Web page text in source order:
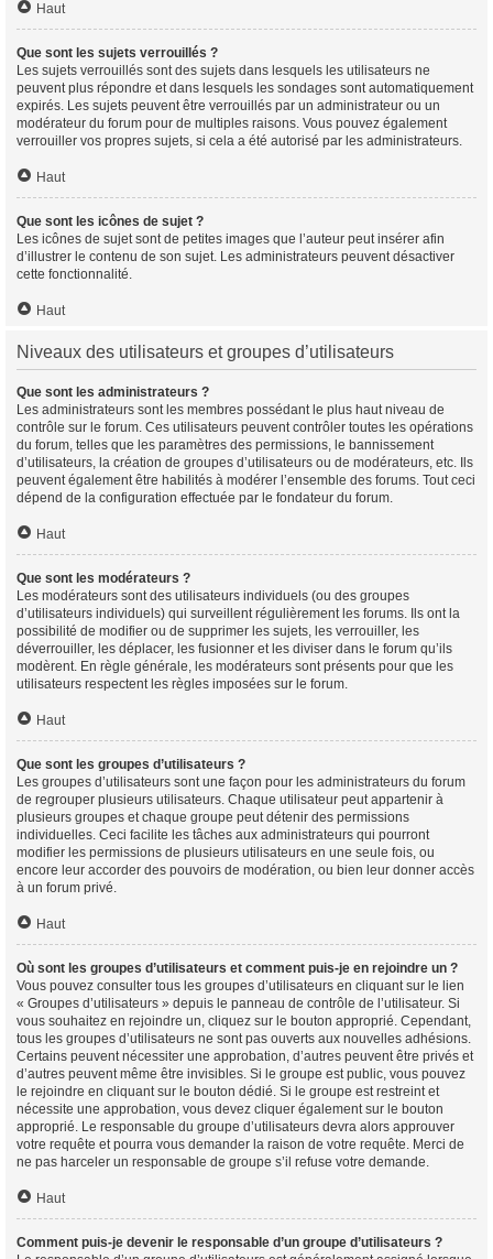
Haut
Que sont les sujets verrouillés ?
Les sujets verrouillés sont des sujets dans lesquels les utilisateurs ne
peuvent plus répondre et dans lesquels les sondages sont automatiquement
expirés. Les sujets peuvent être verrouillés par un administrateur ou un
modérateur du forum pour de multiples raisons. Vous pouvez également
verrouiller vos propres sujets, si cela a été autorisé par les administrateurs.
Haut
Que sont les icônes de sujet ?
Les icônes de sujet sont de petites images que l’auteur peut insérer afin
d’illustrer le contenu de son sujet. Les administrateurs peuvent désactiver
cette fonctionnalité.
Haut
Niveaux des utilisateurs et groupes d’utilisateurs
Que sont les administrateurs ?
Les administrateurs sont les membres possédant le plus haut niveau de
contrôle sur le forum. Ces utilisateurs peuvent contrôler toutes les opérations
du forum, telles que les paramètres des permissions, le bannissement
d’utilisateurs, la création de groupes d’utilisateurs ou de modérateurs, etc. Ils
peuvent également être habilités à modérer l’ensemble des forums. Tout ceci
dépend de la configuration effectuée par le fondateur du forum.
Haut
Que sont les modérateurs ?
Les modérateurs sont des utilisateurs individuels (ou des groupes
d’utilisateurs individuels) qui surveillent régulièrement les forums. Ils ont la
possibilité de modifier ou de supprimer les sujets, les verrouiller, les
déverrouiller, les déplacer, les fusionner et les diviser dans le forum qu’ils
modèrent. En règle générale, les modérateurs sont présents pour que les
utilisateurs respectent les règles imposées sur le forum.
Haut
Que sont les groupes d’utilisateurs ?
Les groupes d’utilisateurs sont une façon pour les administrateurs du forum
de regrouper plusieurs utilisateurs. Chaque utilisateur peut appartenir à
plusieurs groupes et chaque groupe peut détenir des permissions
individuelles. Ceci facilite les tâches aux administrateurs qui pourront
modifier les permissions de plusieurs utilisateurs en une seule fois, ou
encore leur accorder des pouvoirs de modération, ou bien leur donner accès
à un forum privé.
Haut
Où sont les groupes d’utilisateurs et comment puis-je en rejoindre un ?
Vous pouvez consulter tous les groupes d’utilisateurs en cliquant sur le lien
« Groupes d’utilisateurs » depuis le panneau de contrôle de l’utilisateur. Si
vous souhaitez en rejoindre un, cliquez sur le bouton approprié. Cependant,
tous les groupes d’utilisateurs ne sont pas ouverts aux nouvelles adhésions.
Certains peuvent nécessiter une approbation, d’autres peuvent être privés et
d’autres peuvent même être invisibles. Si le groupe est public, vous pouvez
le rejoindre en cliquant sur le bouton dédié. Si le groupe est restreint et
nécessite une approbation, vous devez cliquer également sur le bouton
approprié. Le responsable du groupe d’utilisateurs devra alors approuver
votre requête et pourra vous demander la raison de votre requête. Merci de
ne pas harceler un responsable de groupe s’il refuse votre demande.
Haut
Comment puis-je devenir le responsable d’un groupe d’utilisateurs ?